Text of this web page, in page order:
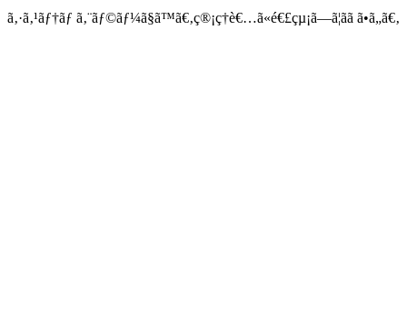
ã‚·ã‚¹ãƒ†ãƒ ã‚¨ãƒ©ãƒ¼ã§ã™ã€‚ç®¡ç†è€…ã«é€£çµ¡ã—ã¦ãã ã•ã„ã€‚